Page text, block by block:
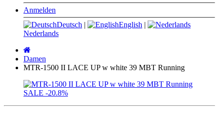
Anmelden
Deutsch | English |
Nederlands
Damen
MTR-1500 II LACE UP w white 39 MBT Running
SALE -20.8%